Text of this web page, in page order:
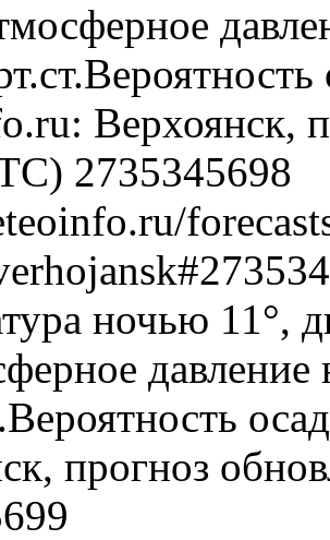
Верхоянск,
2735345698
ночью 11°,
прогноз